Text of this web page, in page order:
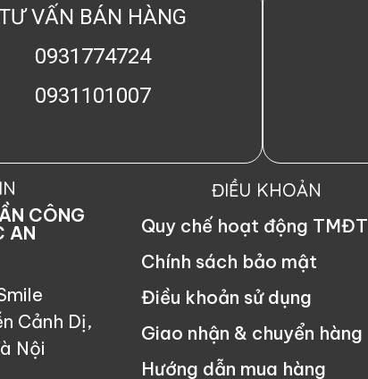
VẤN BÁN HÀNG
0931774724
0931101007
CÔNG
AN
Cảnh Dị,
Nội
ĐIỀU KHOẢN
Quy chế hoạt động TMĐT
Chính sách bảo mật
Điều khoản sử dụng
Giao nhận & chuyển hàng
Hướng dẫn mua hàng